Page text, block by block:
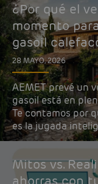
¿Por qué el
momento
gasoil
28 MAYO, 2026
AEMET prevé un
gasoil está en
Te contamos por
es la jugada
Mitos vs.
ahorras con